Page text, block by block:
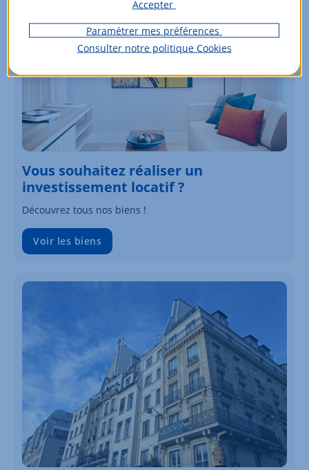
Vous souhaitez réaliser un
investissement locatif ?
Découvrez tous nos biens !
Voir les biens
Accepter
Paramétrer mes préférences
Consulter notre politique Cookies